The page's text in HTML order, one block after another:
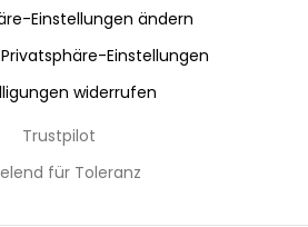
Einstellungen ändern
Einstellungen
widerrufen
Trustpilot
für Toleranz